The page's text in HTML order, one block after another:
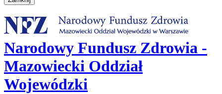
Narodowy Fundusz Zdrowia -
Mazowiecki Oddział
Wojewódzki